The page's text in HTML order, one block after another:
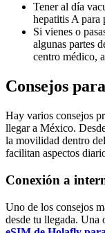
Tener al día
hepatitis A para
Si vienes o
algunas partes
centro médico,
Consejos
Hay varios consejos
llegar a México.
la movilidad dentro
facilitan aspectos
Conexión a
Uno de los consejos
desde tu llegada. Una